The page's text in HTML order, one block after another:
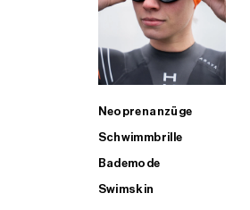
Neoprenanzüge
Schwimmbrille
Bademode
Swimskin